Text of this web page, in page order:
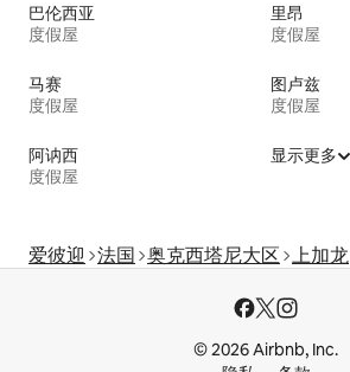
巴伦西亚
度假屋
里昂
度假屋
马赛
度假屋
图卢兹
度假屋
阿讷西
度假屋
显示更多
爱彼迎 法国 奥克西塔尼大区 上加龙
© 2026 Airbnb, Inc.